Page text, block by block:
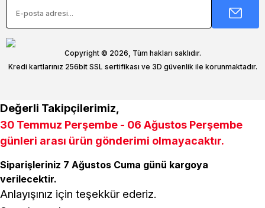
Copyright © 2026, Tüm hakları saklıdır.
Kredi kartlarınız 256bit SSL sertifikası ve 3D güvenlik ile korunmaktadır.
Değerli Takipçilerimiz,
30 Temmuz Perşembe - 06 Ağustos Perşembe
günleri arası ürün gönderimi olmayacaktır.
Siparişleriniz 7 Ağustos Cuma günü kargoya
verilecektir.
Anlayışınız için teşekkür ederiz.